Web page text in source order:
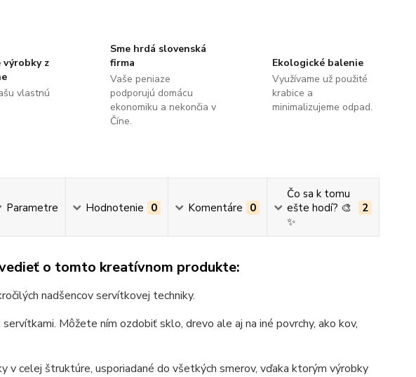
z
vlastnú
Sme hrdá slovenská
firma
Vaše peniaze
podporujú domácu
ekonomiku a nekončia v
Číne.
Ekologické balenie
Využívame už použité
krabice a
minimalizujeme odpad.
Parametre Hodnotenie 0 Komentáre 0
Čo sa k tomu
ešte hodí? 🎨
✨
2
o tomto kreatívnom produkte:
nadšencov servítkovej techniky.
Môžete ním ozdobiť sklo, drevo ale aj na iné povrchy, ako kov,
v celej štruktúre, usporiadané do všetkých smerov, vďaka ktorým výrobky